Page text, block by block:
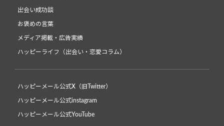
出会い成功談
お褒めの言葉
メディア掲載・広告実績
ハッピーライフ（出会い・恋愛コラム）
ハッピーメール公式X（旧Twitter）
ハッピーメール公式instagram
ハッピーメール公式YouTube